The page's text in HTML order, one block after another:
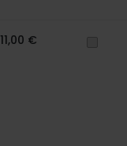
11,00 €